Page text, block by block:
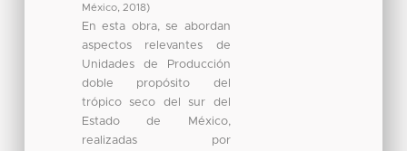
México, 2018)
En esta obra, se abordan
aspectos relevantes de
Unidades de Producción
doble propósito del
trópico seco del sur del
Estado de México,
realizadas por